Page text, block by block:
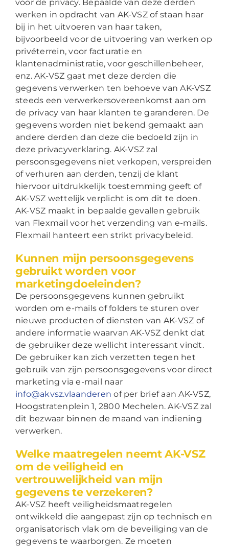
voor de privacy. Bepaalde van deze derden
werken in opdracht van AK-VSZ of staan haar
bij in het uitvoeren van haar taken,
bijvoorbeeld voor de uitvoering van werken op
privéterrein, voor facturatie en
klantenadministratie, voor geschillenbeheer,
enz. AK-VSZ gaat met deze derden die
gegevens verwerken ten behoeve van AK-VSZ
steeds een verwerkersovereenkomst aan om
de privacy van haar klanten te garanderen. De
gegevens worden niet bekend gemaakt aan
andere derden dan deze die bedoeld zijn in
deze privacyverklaring. AK-VSZ zal
persoonsgegevens niet verkopen, verspreiden
of verhuren aan derden, tenzij de klant
hiervoor uitdrukkelijk toestemming geeft of
AK-VSZ wettelijk verplicht is om dit te doen.
AK-VSZ maakt in bepaalde gevallen gebruik
van Flexmail voor het verzending van e-mails.
Flexmail hanteert een strikt privacybeleid.
Kunnen mijn persoonsgegevens
gebruikt worden voor
marketingdoeleinden?
De persoonsgegevens kunnen gebruikt
worden om e-mails of folders te sturen over
nieuwe producten of diensten van AK-VSZ of
andere informatie waarvan AK-VSZ denkt dat
de gebruiker deze wellicht interessant vindt.
De gebruiker kan zich verzetten tegen het
gebruik van zijn persoonsgegevens voor direct
marketing via e-mail naar
info@akvsz.vlaanderen of per brief aan AK-VSZ,
Hoogstratenplein 1, 2800 Mechelen. AK-VSZ zal
dit bezwaar binnen de maand van indiening
verwerken.
Welke maatregelen neemt AK-VSZ
om de veiligheid en
vertrouwelijkheid van mijn
gegevens te verzekeren?
AK-VSZ heeft veiligheidsmaatregelen
ontwikkeld die aangepast zijn op technisch en
organisatorisch vlak om de beveiliging van de
gegevens te waarborgen. Ze moeten